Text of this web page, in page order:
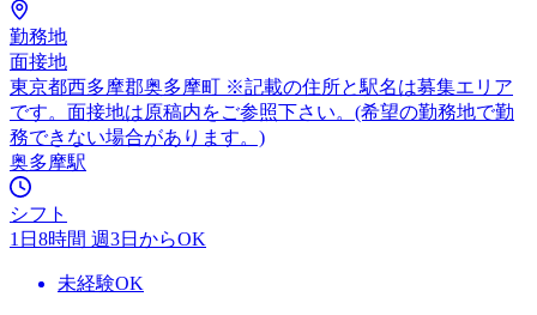
勤務地
面接地
東京都西多摩郡奥多摩町 ※記載の住所と駅名は募集エリア
です。面接地は原稿内をご参照下さい。(希望の勤務地で勤
務できない場合があります。)
奥多摩駅
シフト
1日8時間 週3日からOK
未経験OK